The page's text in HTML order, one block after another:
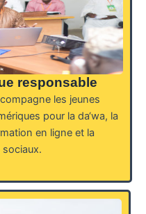
responsable
les jeunes
pour la da‘wa, la
en ligne et la